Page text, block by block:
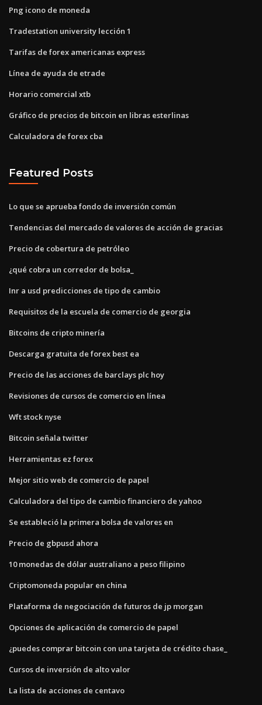
Png icono de moneda
Tradestation university lección 1
Tarifas de forex americanas express
Línea de ayuda de etrade
Horario comercial xtb
Gráfico de precios de bitcoin en libras esterlinas
Calculadora de forex cba
Featured Posts
Lo que se aprueba fondo de inversión común
Tendencias del mercado de valores de acción de gracias
Precio de cobertura de petróleo
¿qué cobra un corredor de bolsa_
Inr a usd predicciones de tipo de cambio
Requisitos de la escuela de comercio de georgia
Bitcoins de cripto minería
Descarga gratuita de forex best ea
Precio de las acciones de barclays plc hoy
Revisiones de cursos de comercio en línea
Wft stock nyse
Bitcoin señala twitter
Herramientas ez forex
Mejor sitio web de comercio de papel
Calculadora del tipo de cambio financiero de yahoo
Se estableció la primera bolsa de valores en
Precio de gbpusd ahora
10 monedas de dólar australiano a peso filipino
Criptomoneda popular en china
Plataforma de negociación de futuros de jp morgan
Opciones de aplicación de comercio de papel
¿puedes comprar bitcoin con una tarjeta de crédito chase_
Cursos de inversión de alto valor
La lista de acciones de centavo